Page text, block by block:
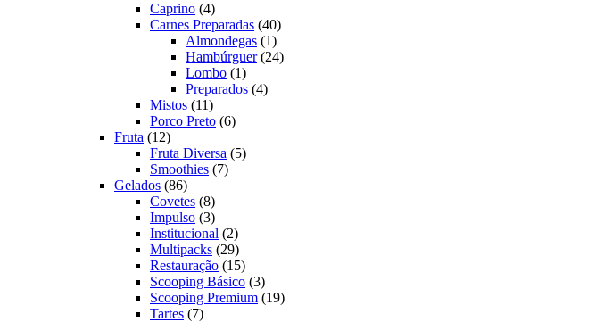
produtos
Caprino 44
produtos
Carnes Preparadas 4040
produtos
Almondegas 11
produto
Hambúrguer 2424
Lombo 11
produto
Preparados 44
Mistos 1111
produtos
Porco Preto 66
Fruta 1212
produtos
Fruta Diversa 55
Smoothies 77
Gelados 8686
produtos
Covetes 88
produtos
Impulso 33
produtos
Institucional 22
produtos
Multipacks 2929
produtos
Restauração 1515
produtos
Scooping Básico 33
produtos
Scooping Premium 1919
Tartes 77